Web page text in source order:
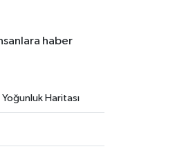
haber
Haritası